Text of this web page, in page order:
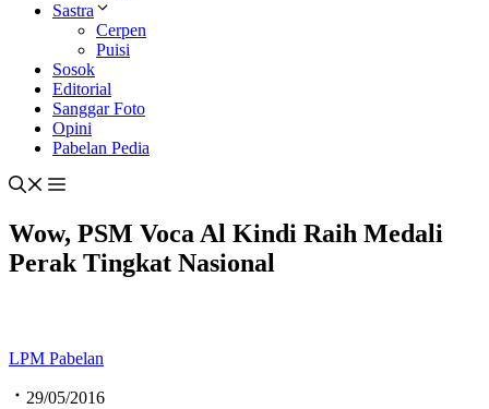
Sastra
Cerpen
Puisi
Sosok
Editorial
Sanggar Foto
Opini
Pabelan Pedia
Wow, PSM Voca Al Kindi Raih Medali
Perak Tingkat Nasional
LPM Pabelan
29/05/2016